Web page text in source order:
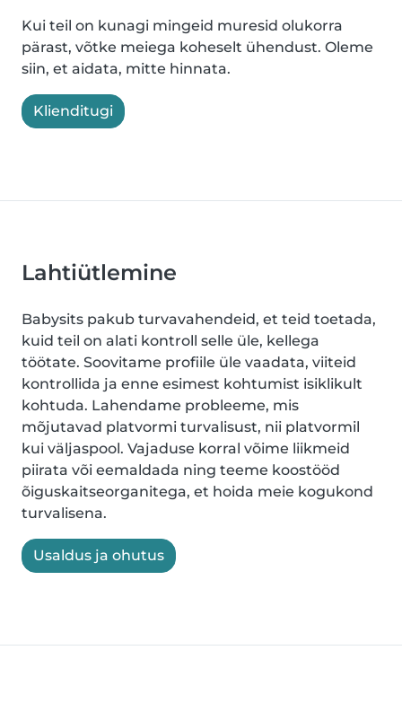
Kui teil on kunagi mingeid muresid olukorra
pärast, võtke meiega koheselt ühendust. Oleme
siin, et aidata, mitte hinnata.
Klienditugi
Lahtiütlemine
Babysits pakub turvavahendeid, et teid toetada,
kuid teil on alati kontroll selle üle, kellega
töötate. Soovitame profiile üle vaadata, viiteid
kontrollida ja enne esimest kohtumist isiklikult
kohtuda. Lahendame probleeme, mis
mõjutavad platvormi turvalisust, nii platvormil
kui väljaspool. Vajaduse korral võime liikmeid
piirata või eemaldada ning teeme koostööd
õiguskaitseorganitega, et hoida meie kogukond
turvalisena.
Usaldus ja ohutus